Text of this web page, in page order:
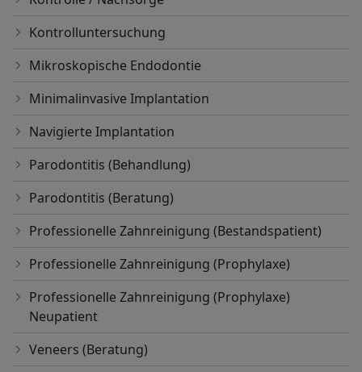
Kontrolluntersuchung
Mikroskopische Endodontie
Minimalinvasive Implantation
Navigierte Implantation
Parodontitis (Behandlung)
Parodontitis (Beratung)
Professionelle Zahnreinigung (Bestandspatient)
Professionelle Zahnreinigung (Prophylaxe)
Professionelle Zahnreinigung (Prophylaxe)
Neupatient
Veneers (Beratung)